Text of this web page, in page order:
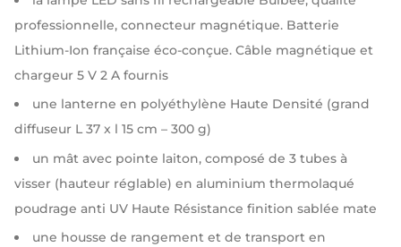
professionnelle, connecteur magnétique. Batterie
Lithium-Ion française éco-conçue. Câble magnétique et
chargeur 5 V 2 A fournis
une lanterne en polyéthylène Haute Densité (grand
diffuseur L 37 x l 15 cm – 300 g)
un mât avec pointe laiton, composé de 3 tubes à
visser (hauteur réglable) en aluminium thermolaqué
poudrage anti UV Haute Résistance finition sablée mate
une housse de rangement et de transport en